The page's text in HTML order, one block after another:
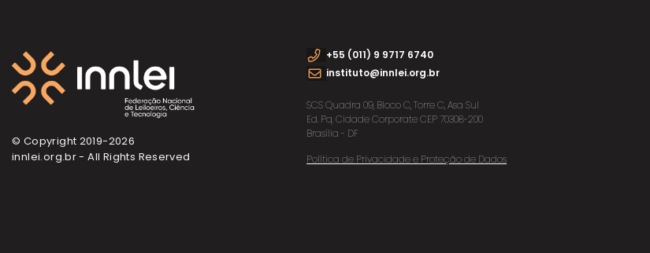
© Copyright 2019-2026
innlei.org.br - All Rights Reserved
+55 (011) 9 9717 6740
instituto@innlei.org.br
SCS Quadra 09, Bloco C, Torre C, Asa Sul
Ed. Pq. Cidade Corporate CEP 70308-200
Brasília - DF
Política de Privacidade e Proteção de Dados